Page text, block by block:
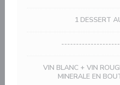
1 DESSERT
VIN BLANC + VIN
MINERALE EN